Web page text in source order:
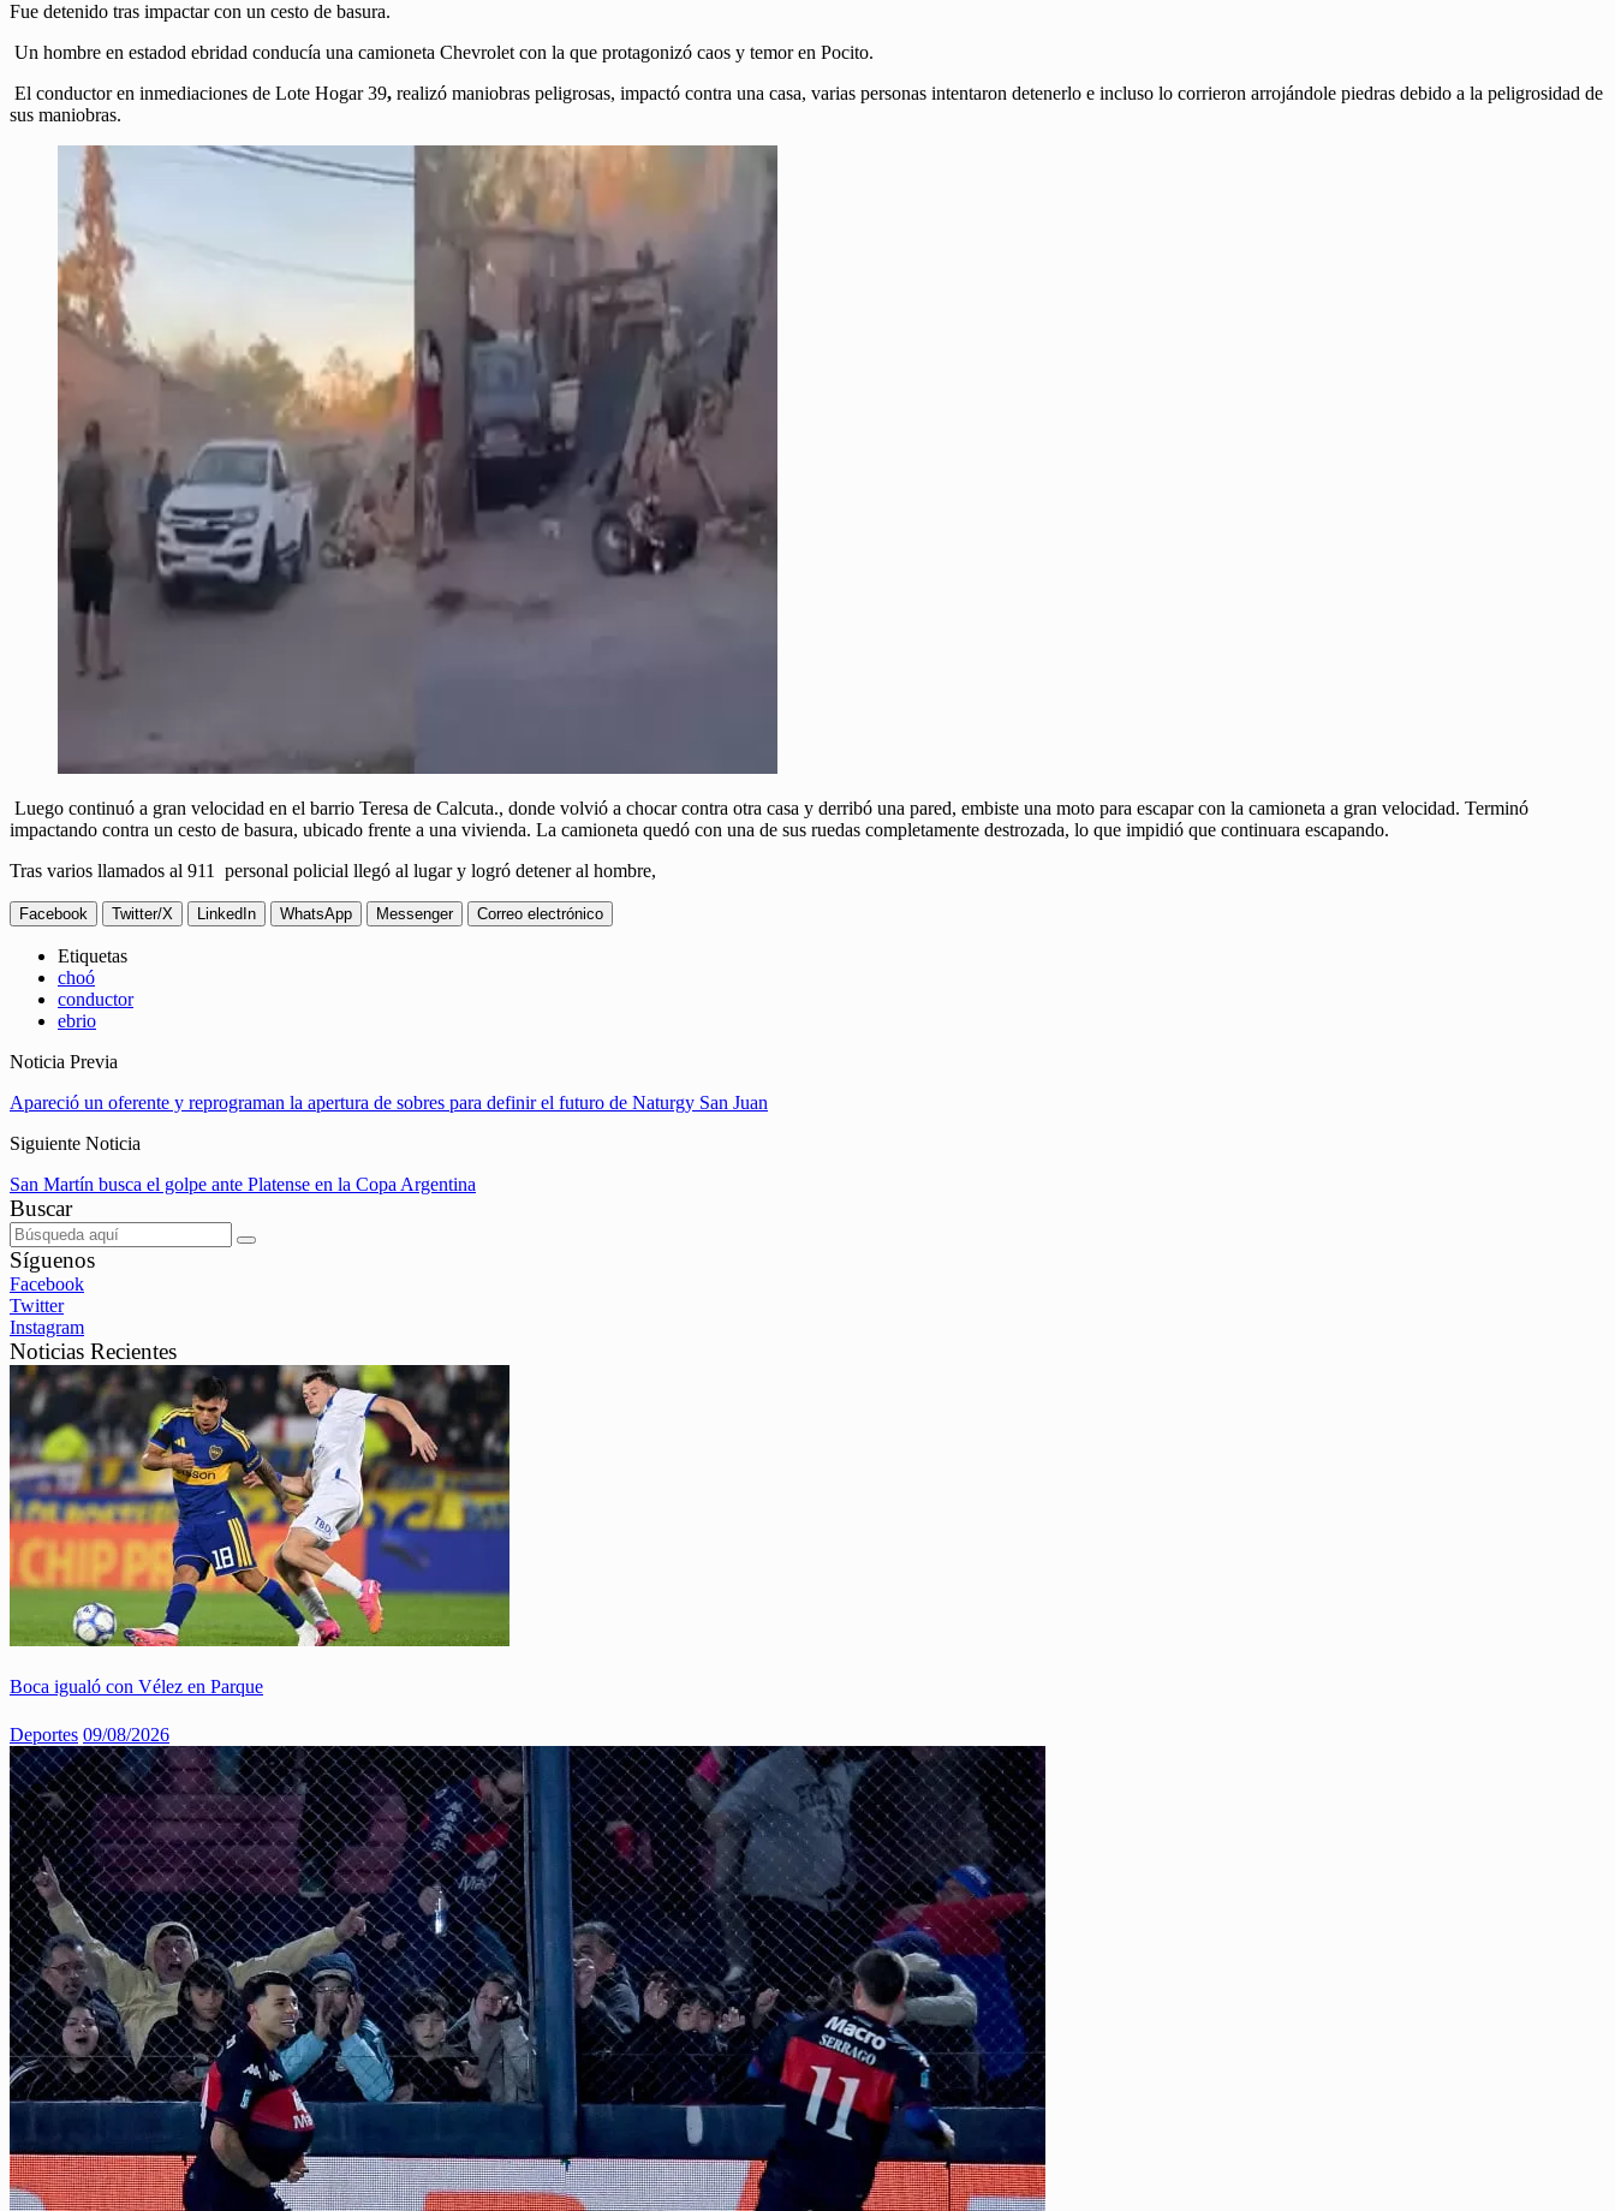
Fue detenido tras impactar con un cesto de basura.
Un hombre en estadod ebridad conducía una camioneta Chevrolet con la que protagonizó caos y temor en Pocito.
El conductor en inmediaciones de Lote Hogar 39, realizó maniobras peligrosas, impactó contra una casa, varias personas intentaron detenerlo e incluso lo corrieron arrojándole piedras debido a la peligrosidad de
sus maniobras.
Luego continuó a gran velocidad en el barrio Teresa de Calcuta., donde volvió a chocar contra otra casa y derribó una pared, embiste una moto para escapar con la camioneta a gran velocidad. Terminó
impactando contra un cesto de basura, ubicado frente a una vivienda. La camioneta quedó con una de sus ruedas completamente destrozada, lo que impidió que continuara escapando.
Tras varios llamados al 911 personal policial llegó al lugar y logró detener al hombre,
Facebook Twitter/X LinkedIn WhatsApp Messenger Correo electrónico
Etiquetas
choó
conductor
ebrio
Noticia Previa
Apareció un oferente y reprograman la apertura de sobres para definir el futuro de Naturgy San Juan
Siguiente Noticia
San Martín busca el golpe ante Platense en la Copa Argentina
Buscar
Síguenos
Facebook
Twitter
Instagram
Noticias Recientes
Boca igualó con Vélez en Parque
Deportes 09/08/2026